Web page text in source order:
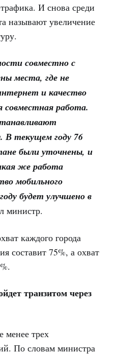
И снова среди
называют увеличение
совместно с
места, где не
и качество
совместная работа.
текущем году 76
были уточнены, и
же работа
мобильного
будет улучшено в
министр.
каждого города
составит 75%, а охват
транзитом через
менее трех
По словам министра